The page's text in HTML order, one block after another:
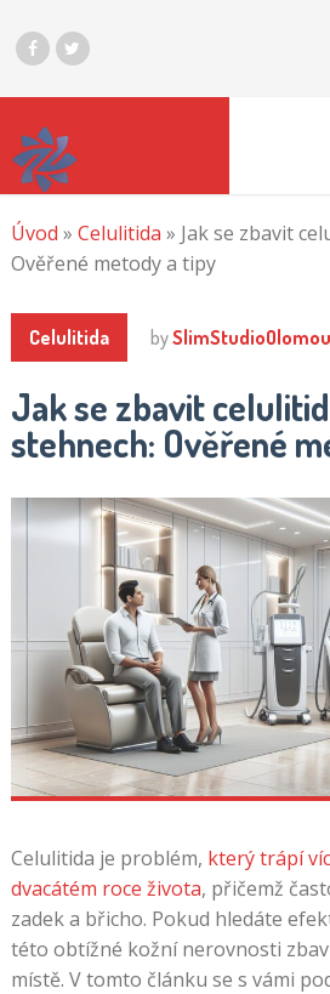
Úvod » Celulitida » Jak se zbavit
Ověřené metody a tipy
Celulitida by
Jak se zbavit
stehnech: Ověřené
Celulitida je problém, který trápí
dvacátém roce života, přičemž
zadek a břicho. Pokud hledáte
této obtížné kožní nerovnosti
místě. V tomto článku se s vámi